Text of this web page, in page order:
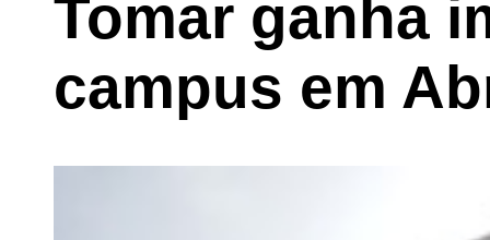
Tomar ganha
campus em